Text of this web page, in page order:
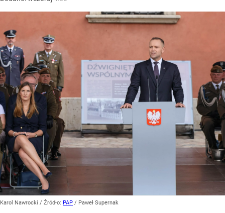
Karol Nawrocki / Źródło: PAP / Paweł Supernak